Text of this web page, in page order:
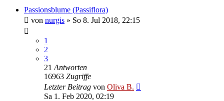
Passionsblume (Passiflora)
von nurgis » So 8. Jul 2018, 22:15
1
2
3
21 Antworten
16963 Zugriffe
Letzter Beitrag von Oliva B.
Sa 1. Feb 2020, 02:19